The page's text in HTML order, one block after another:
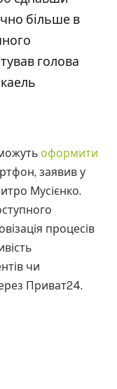
більше в
голова
оформити
заявив у
Мусієнко.
процесів
чи
Приват24.